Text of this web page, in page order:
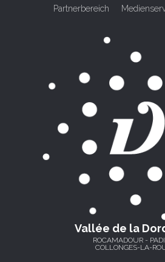
Partnerbereich
Vallée de la
ROCAMADOUR -
COLLONGES-LA-